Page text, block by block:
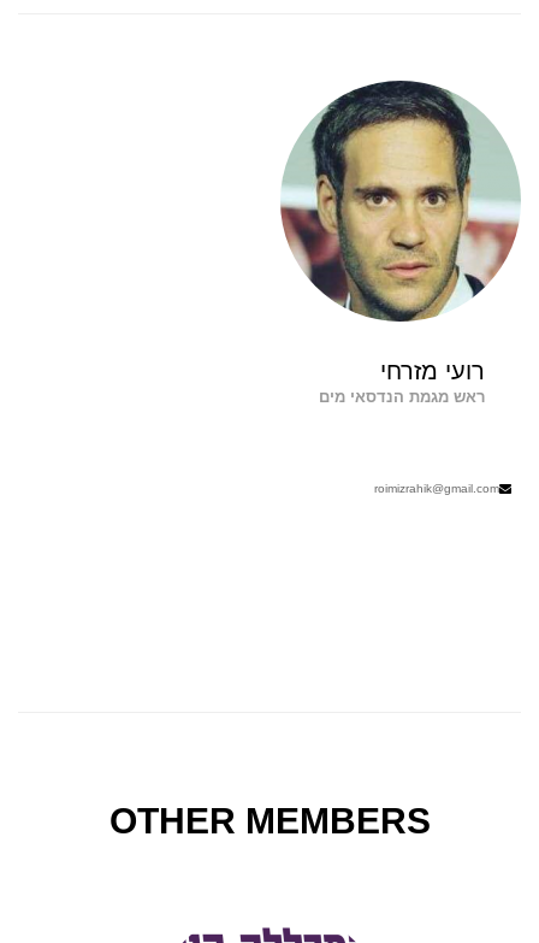
רועי מזרחי
ראש מגמת הנדסאי מים
roimizrahik@gmail.com
OTHER MEMBERS